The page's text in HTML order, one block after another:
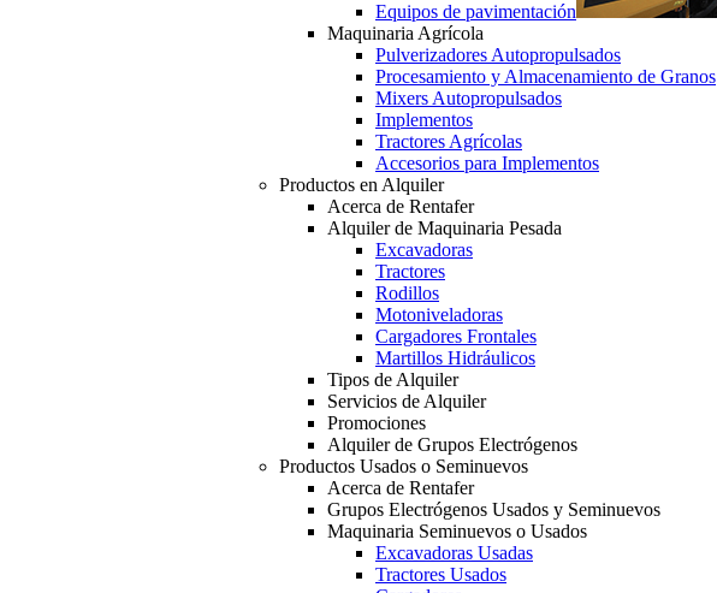
Equipos de pavimentación
Maquinaria Agrícola
Pulverizadores Autopropulsados
Procesamiento y Almacenamiento de Granos
Mixers Autopropulsados
Implementos
Tractores Agrícolas
Accesorios para Implementos
Productos en Alquiler
Acerca de Rentafer
Alquiler de Maquinaria Pesada
Excavadoras
Tractores
Rodillos
Motoniveladoras
Cargadores Frontales
Martillos Hidráulicos
Tipos de Alquiler
Servicios de Alquiler
Promociones
Alquiler de Grupos Electrógenos
Productos Usados o Seminuevos
Acerca de Rentafer
Grupos Electrógenos Usados y Seminuevos
Maquinaria Seminuevos o Usados
Excavadoras Usadas
Tractores Usados